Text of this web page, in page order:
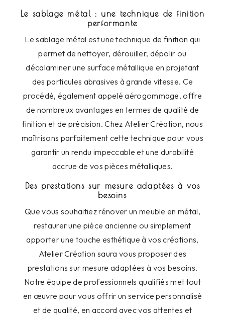
Le sablage métal : une technique de finition
performante
Le sablage métal est une technique de finition qui
permet de nettoyer, dérouiller, dépolir ou
décalaminer une surface métallique en projetant
des particules abrasives à grande vitesse. Ce
procédé, également appelé aérogommage, offre
de nombreux avantages en termes de qualité de
finition et de précision. Chez Atelier Création, nous
maîtrisons parfaitement cette technique pour vous
garantir un rendu impeccable et une durabilité
accrue de vos pièces métalliques.
Des prestations sur mesure adaptées à vos
besoins
Que vous souhaitiez rénover un meuble en métal,
restaurer une pièce ancienne ou simplement
apporter une touche esthétique à vos créations,
Atelier Création saura vous proposer des
prestations sur mesure adaptées à vos besoins.
Notre équipe de professionnels qualifiés met tout
en œuvre pour vous offrir un service personnalisé
et de qualité, en accord avec vos attentes et